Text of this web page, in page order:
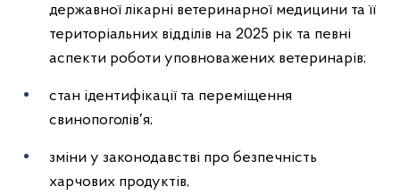
державної лікарні ветеринарної медицини та її
територіальних відділів на 2025 рік та певні
аспекти роботи уповноважених ветеринарів;
стан ідентифікації та переміщення
свинопоголів′я;
зміни у законодавстві про безпечність
харчових продуктів,